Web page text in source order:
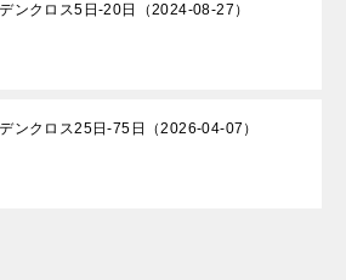
ンクロス5日-20日（2024-08-27）
ンクロス25日-75日（2026-04-07）